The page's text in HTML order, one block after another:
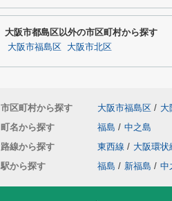
大阪市都島区以外の市区町村から探す
大阪市福島区 大阪市北区
市区町村から探す 大阪市福島区 / 大
町名から探す
福島 / 中之島
路線から探す
東西線 / 大阪環状
駅から探す
福島 / 新福島 / 中